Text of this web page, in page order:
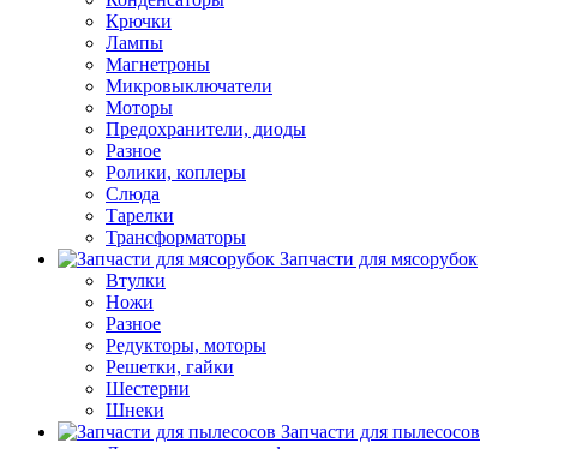
Крючки
Лампы
Магнетроны
Микровыключатели
Моторы
Предохранители, диоды
Разное
Ролики, коплеры
Слюда
Тарелки
Трансформаторы
Запчасти для мясорубок
Втулки
Ножи
Разное
Редукторы, моторы
Решетки, гайки
Шестерни
Шнеки
Запчасти для пылесосов